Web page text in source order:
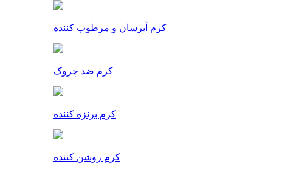
کرم آبرسان و مرطوب کننده
کرم ضد چروک
کرم برنزه کننده
کرم روشن کننده